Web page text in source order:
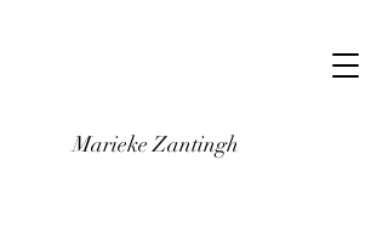
Marieke Zantingh